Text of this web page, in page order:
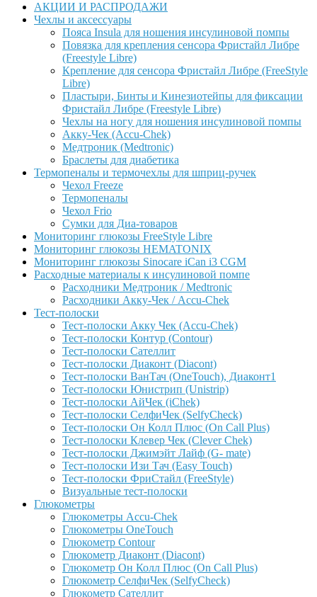
АКЦИИ И РАСПРОДАЖИ
Чехлы и аксессуары
Пояса Insula для ношения инсулиновой помпы
Повязка для крепления сенсора Фристайл Либре
(Freestyle Libre)
Крепление для сенсора Фристайл Либре (FreeStyle
Libre)
Пластыри, Бинты и Кинезиотейпы для фиксации
Фристайл Либре (Freestyle Libre)
Чехлы на ногу для ношения инсулиновой помпы
Акку-Чек (Accu-Chek)
Медтроник (Medtronic)
Браслеты для диабетика
Термопеналы и термочехлы для шприц-ручек
Чехол Freeze
Термопеналы
Чехол Frio
Сумки для Диа-товаров
Мониторинг глюкозы FreeStyle Libre
Мониторинг глюкозы HEMATONIX
Мониторинг глюкозы Sinocare iCan i3 CGM
Расходные материалы к инсулиновой помпе
Расходники Медтроник / Medtronic
Расходники Акку-Чек / Accu-Chek
Тест-полоски
Тест-полоски Акку Чек (Accu-Chek)
Тест-полоски Контур (Contour)
Тест-полоски Сателлит
Тест-полоски Диаконт (Diacont)
Тест-полоски ВанТач (OneTouch), Диаконт1
Тест-полоски Юнистрип (Unistrip)
Тест-полоски АйЧек (iChek)
Тест-полоски СелфиЧек (SelfyCheck)
Тест-полоски Он Колл Плюс (On Call Plus)
Тест-полоски Клевер Чек (Clever Chek)
Тест-полоски Джимэйт Лайф (G- mate)
Тест-полоски Изи Тач (Easy Touch)
Тест-полоски ФриCтайл (FreeStyle)
Визуальные тест-полоски
Глюкометры
Глюкометры Accu-Сhek
Глюкометры OneTouch
Глюкометр Contour
Глюкометр Диаконт (Diacont)
Глюкометр Он Колл Плюс (On Call Plus)
Глюкометр СелфиЧек (SelfyCheck)
Глюкометр Сателлит